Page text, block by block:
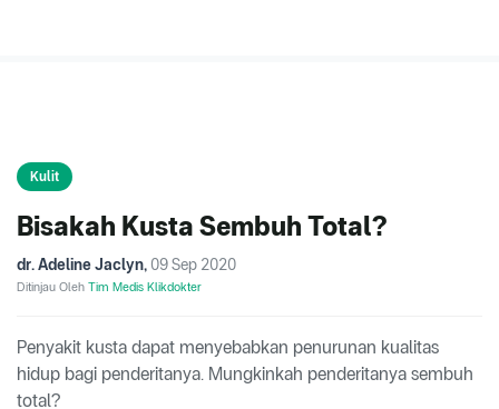
Kulit
Bisakah Kusta Sembuh Total?
dr. Adeline Jaclyn, 09 Sep 2020
Ditinjau Oleh Tim Medis Klikdokter
Penyakit kusta dapat menyebabkan penurunan kualitas
hidup bagi penderitanya. Mungkinkah penderitanya sembuh
total?